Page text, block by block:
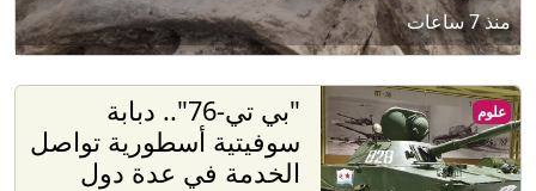
منذ 7 ساعات
"بي تي-76".. دبابة
سوفيتية أسطورية تواصل
الخدمة في عدة دول
علوم